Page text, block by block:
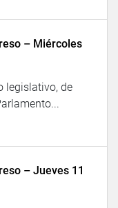
– Miércoles
legislativo, de
– Jueves 11